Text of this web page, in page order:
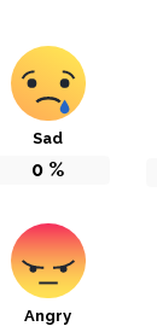
Sad
0 %
Angry